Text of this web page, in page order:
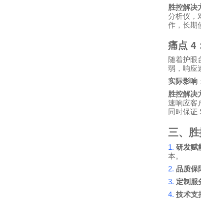
胜控解决
分析仪，
作，长期
痛点 4
随着护眼
弱，响应
实际影响
胜控解决
速响应客
同时保证
三、
1. 研发赋
本。
2. 品质保
3. 定制服
4. 技术支